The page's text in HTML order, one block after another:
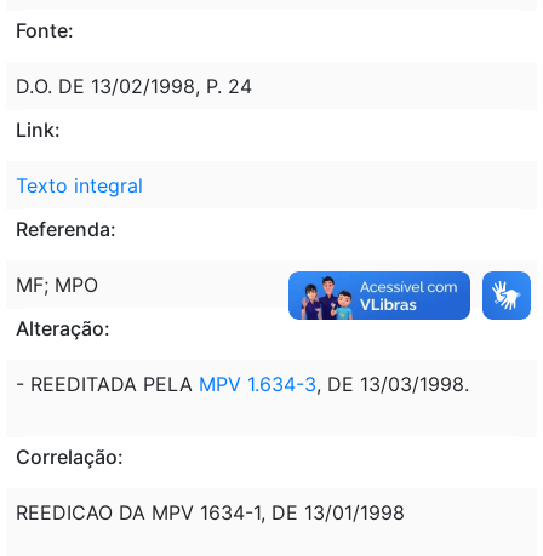
Fonte:
D.O. DE 13/02/1998, P. 24
Link:
Texto integral
Referenda:
MF; MPO
Alteração:
- REEDITADA PELA MPV 1.634-3, DE 13/03/1998.
Correlação:
REEDICAO DA MPV 1634-1, DE 13/01/1998